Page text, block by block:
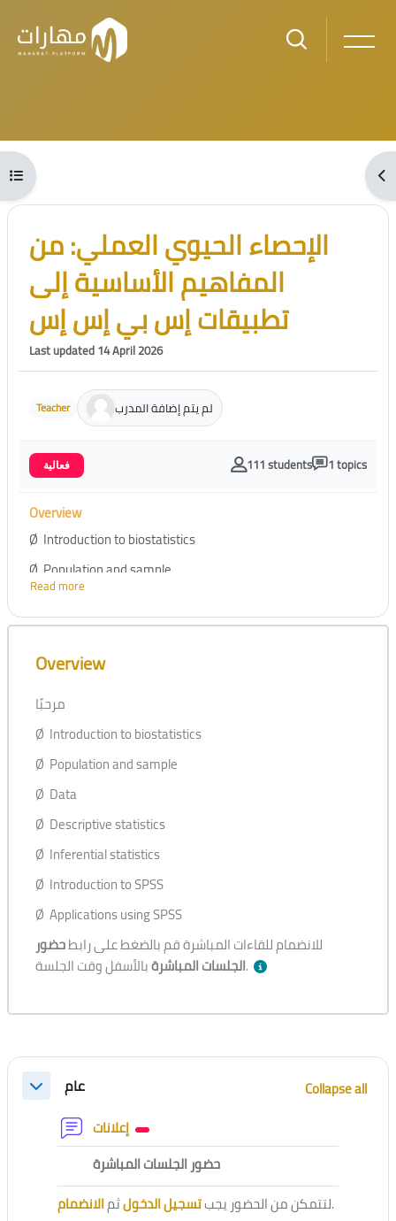
Skip to main content
Blocks
Open course index
Blocks
Skip [Cocoon] Course Intro
الإحصاء الحيوي العملي: من
المفاهيم الأساسية إلى
تطبيقات إس بي إس إس
Last updated 14 April 2026
Teacher لم يتم إضافة المدرب
فعالية 111 students 1 topics
Overview
Ø Introduction to biostatistics
Ø Population and sample
Ø Descriptive statistics
Ø Inferential statistics
Ø Applications using SPSS
Read more
Skip [Cocoon] Course Overview
Overview
مرحبًا
Ø Introduction to biostatistics
Ø Population and sample
Ø Data
Ø Descriptive statistics
Ø Inferential statistics
Ø Introduction to SPSS
Ø Applications using SPSS
للانضمام للقاءات المباشرة قم بالضغط على رابطحضور
الجلسات المباشرةبالأسفل وقت الجلسة.
Section outline
Collapseعام
Collapse all
Forum
حضور الجلسات المباشرةExternal tool
لتتمكن من الحضور يجبتسجيل الدخولثمالانضمام .